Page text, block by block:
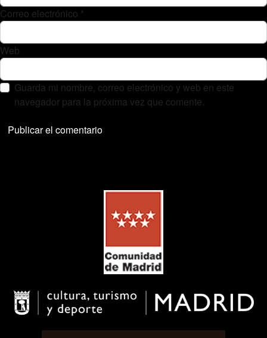
Correo electrónico *
Web
Guarda mi nombre, correo electrónico y web en este
navegador para la próxima vez que comente.